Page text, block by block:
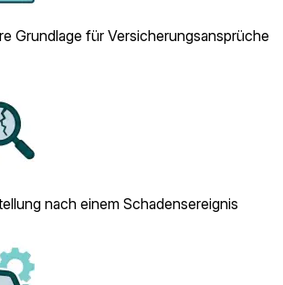
Grundlage für Versicherungsansprüche
nach einem Schadensereignis